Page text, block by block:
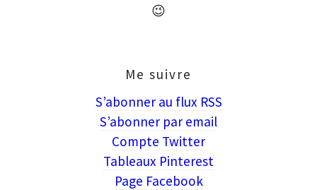
😉
Me suivre
S’abonner au flux RSS
S’abonner par email
Compte Twitter
Tableaux Pinterest
Page Facebook